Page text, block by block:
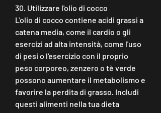
30. Utilizzare l'olio di cocco
L'olio di cocco contiene acidi grassi a
catena media, come il cardio o gli
esercizi ad alta intensità, come l'uso
di pesi o l'esercizio con il proprio
peso corporeo, zenzero o tè verde
possono aumentare il metabolismo e
favorire la perdita di grasso. Includi
questi alimenti nella tua dieta